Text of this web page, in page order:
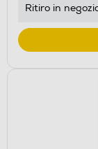
Ritiro in